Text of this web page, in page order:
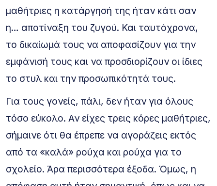
μαθήτριες η κατάργησή της ήταν κάτι σαν
η… αποτίναξη του ζυγού. Και ταυτόχρονα,
το δικαίωμά τους να αποφασίζουν για την
εμφάνισή τους και να προσδιορίζουν οι ίδιες
το στυλ και την προσωπικότητά τους.
Για τους γονείς, πάλι, δεν ήταν για όλους
τόσο εύκολο. Αν είχες τρεις κόρες μαθήτριες,
σήμαινε ότι θα έπρεπε να αγοράζεις εκτός
από τα «καλά» ρούχα και ρούχα για το
σχολείο. Άρα περισσότερα έξοδα. Όμως, η